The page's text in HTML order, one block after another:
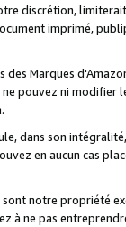
discrétion,
imprimé,
des Marques
pouvez ni
dans son
en aucun cas
sont notre propriété
à ne pas